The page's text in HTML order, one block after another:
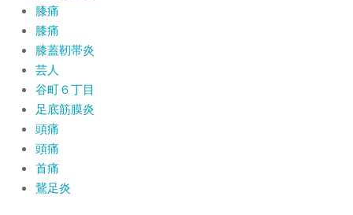
膝痛
膝痛
膝蓋靭帯炎
芸人
谷町６丁目
足底筋膜炎
頭痛
頭痛
首痛
鵞足炎